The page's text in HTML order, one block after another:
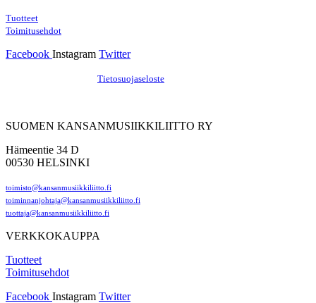
Tuotteet
Toimitusehdot
Facebook Instagram Twitter
Tietosuojaseloste
SUOMEN KANSANMUSIIKKILIITTO RY
Hämeentie 34 D
00530 HELSINKI
toimisto@kansanmusiikkiliitto.fi
toiminnanjohtaja@kansanmusiikkiliitto.fi
tuottaja@kansanmusiikkiliitto.fi
VERKKOKAUPPA
Tuotteet
Toimitusehdot
Facebook Instagram Twitter